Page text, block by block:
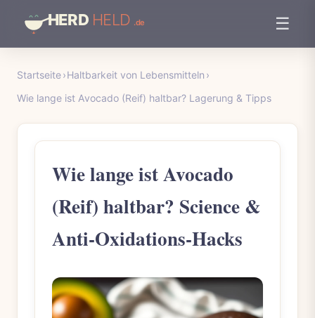
☰
Startseite›Haltbarkeit von Lebensmitteln ›
Wie lange ist Avocado (Reif) haltbar? Lagerung & Tipps
Wie lange ist Avocado
(Reif) haltbar? Science &
Anti-Oxidations-Hacks